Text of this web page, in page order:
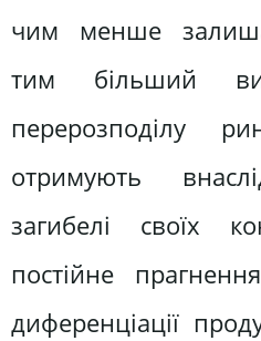
чим менше
тим більший
перерозподілу
отримують
загибелі своїх
постійне
диференціації